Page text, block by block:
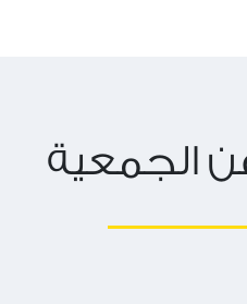
الجمعية